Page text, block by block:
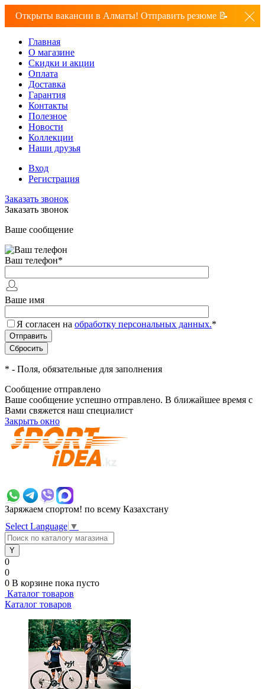
Открыты вакансии в Алматы! Отправить резюме 📝
Главная
О магазине
Скидки и акции
Оплата
Доставка
Гарантия
Контакты
Полезное
Новости
Коллекции
Наши друзья
Вход
Регистрация
Заказать звонок
Заказать звонок
Ваше сообщение
Ваш телефон*
Ваше имя
Я согласен на обработку персональных данных.*
* - Поля, обязательные для заполнения
Сообщение отправлено
Ваше сообщение успешно отправлено. В ближайшее время с
Вами свяжется наш специалист
Закрыть окно
Заряжаем спортом! по всему Казахстану
Select Language ▼
0
0
0 В корзине пока пусто
Каталог товаров
Каталог товаров